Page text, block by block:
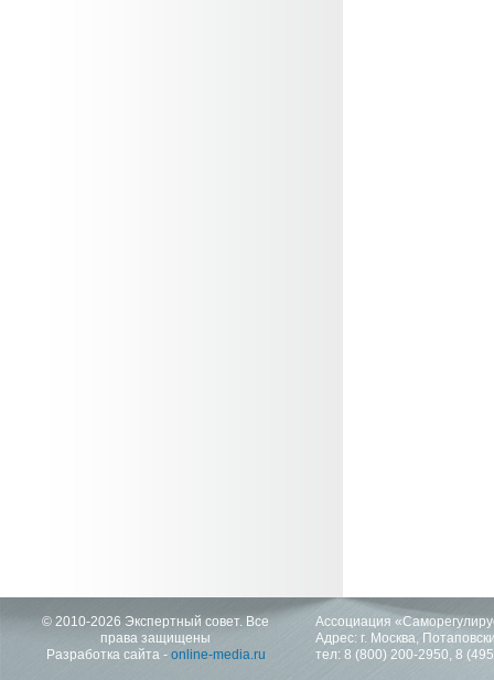
© 2010-2026 Экспертный совет. Все
права защищены
Разработка сайта - online-media.ru
Ассоциация
Адрес: г. Москва,
тел: 8 (800) 200-2950, 8